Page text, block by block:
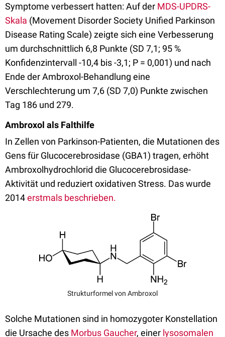
Symptome verbessert hatten: Auf der MDS-UPDRS-
Skala (Movement Disorder Society Unified Parkinson
Disease Rating Scale) zeigte sich eine Verbesserung
um durchschnittlich 6,8 Punkte (SD 7,1; 95 %
Konfidenzintervall -10,4 bis -3,1; P = 0,001) und nach
Ende der Ambroxol-Behandlung eine
Verschlechterung um 7,6 (SD 7,0) Punkte zwischen
Tag 186 und 279.
Ambroxol als Falthilfe
In Zellen von Parkinson-Patienten, die Mutationen des
Gens für Glucocerebrosidase (GBA1) tragen, erhöht
Ambroxolhydrochlorid die Glucocerebrosidase-
Aktivität und reduziert oxidativen Stress. Das wurde
2014erstmals beschrieben.
Strukturformel von Ambroxol
Solche Mutationen sind in homozygoter Konstellation
die Ursache des Morbus Gaucher, einer lysosomalen